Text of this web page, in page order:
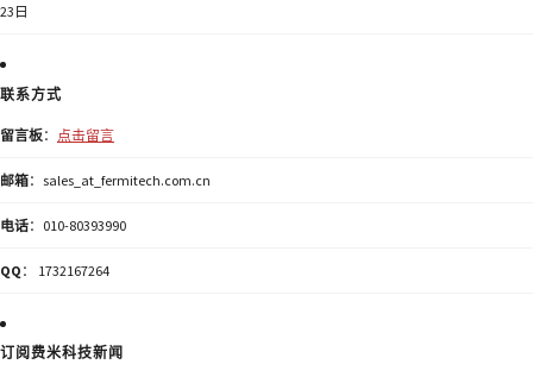
23日
联系方式
留言板： 点击留言
邮箱：sales_at_fermitech.com.cn
电话：010-80393990
QQ ： 1732167264
订阅费米科技新闻